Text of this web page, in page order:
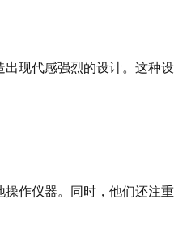
现代感强烈的设计。这种设
作仪器。同时，他们还注重